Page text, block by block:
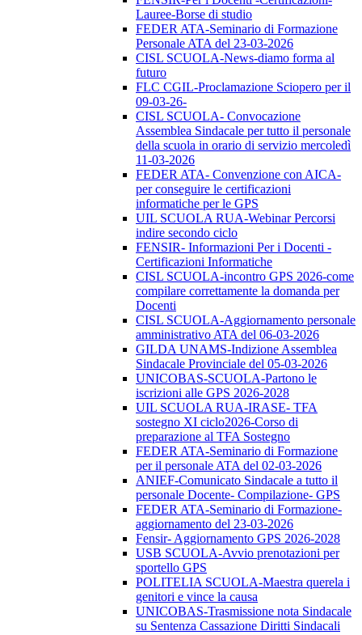
Lauree-Borse di studio
FEDER ATA-Seminario di Formazione
Personale ATA del 23-03-2026
CISL SCUOLA-News-diamo forma al
futuro
FLC CGIL-Proclamazione Sciopero per il
09-03-26-
CISL SCUOLA- Convocazione
Assemblea Sindacale per tutto il personale
della scuola in orario di servizio mercoledì
11-03-2026
FEDER ATA- Convenzione con AICA-
per conseguire le certificazioni
informatiche per le GPS
UIL SCUOLA RUA-Webinar Percorsi
indire secondo ciclo
FENSIR- Informazioni Per i Docenti -
Certificazioni Informatiche
CISL SCUOLA-incontro GPS 2026-come
compilare correttamente la domanda per
Docenti
CISL SCUOLA-Aggiornamento personale
amministrativo ATA del 06-03-2026
GILDA UNAMS-Indizione Assemblea
Sindacale Provinciale del 05-03-2026
UNICOBAS-SCUOLA-Partono le
iscrizioni alle GPS 2026-2028
UIL SCUOLA RUA-IRASE- TFA
sostegno XI ciclo2026-Corso di
preparazione al TFA Sostegno
FEDER ATA-Seminario di Formazione
per il personale ATA del 02-03-2026
ANIEF-Comunicato Sindacale a tutto il
personale Docente- Compilazione- GPS
FEDER ATA-Seminario di Formazione-
aggiornamento del 23-03-2026
Fensir- Aggiornamento GPS 2026-2028
USB SCUOLA-Avvio prenotazioni per
sportello GPS
POLITELIA SCUOLA-Maestra querela i
genitori e vince la causa
UNICOBAS-Trasmissione nota Sindacale
su Sentenza Cassazione Diritti Sindacali